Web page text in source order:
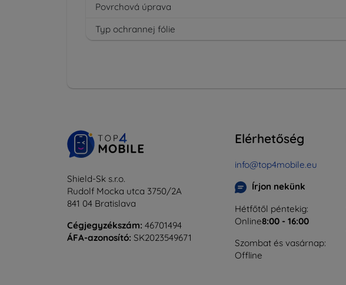
Povrchová úprava
Typ ochrannej fólie
Shield-Sk s.r.o.
Rudolf Mocka utca 3750/2A
841 04 Bratislava
Cégjegyzékszám: 46701494
ÁFA-azonosító: SK2023549671
Elérhetőség
info@top4mobile.eu
Írjon nekünk
Hétfőtől péntekig:
Online8:00 - 16:00
Szombat és vasárnap:
Offline